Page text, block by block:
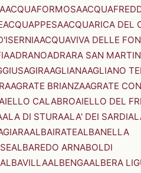
ACQUAFORMOSA
ACQUAPPESAACQUARICA DEL
ACQUAVIVA DELLE
ADRANOADRARA SAN
AGIRAAGLIANAAGLIANO
AGRATE BRIANZAAGRATE
CALABROAIELLO DEL
ALA DI STURAALA' DEI SARDI
ALBAIRATEALBANELLA
ALBAREDO ARNABOLDI
ALBAVILLAALBENGAALBERA